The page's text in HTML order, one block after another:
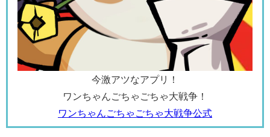
今激アツなアプリ！
ワンちゃんごちゃごちゃ大戦争！
ワンちゃんごちゃごちゃ大戦争公式